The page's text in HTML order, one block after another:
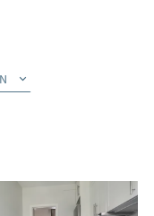
om förvaring och
även bra